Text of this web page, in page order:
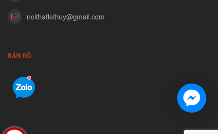
noithatlethuy@gmail.com
BẢN ĐỒ